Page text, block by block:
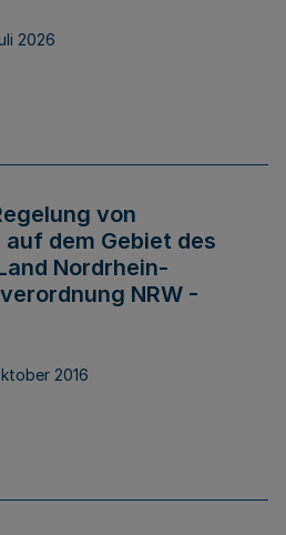
2026
von
dem Gebiet des
Nordrhein-
NRW -
2016